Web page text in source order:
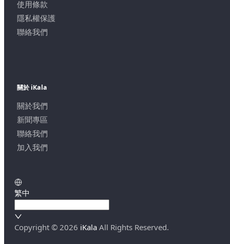
使用條款
隱私權保護
聯絡我們
關於 iKala
關於我們
新聞專區
聯絡我們
加入我們
繁中
Copyright © 2026 iKala All Rights Reserved.